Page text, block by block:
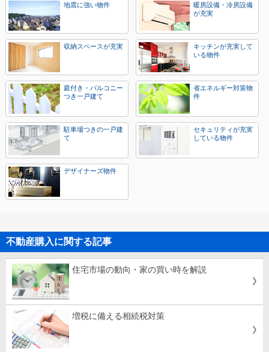
地震に強い物件
暖房設備・冷房設備
が充実
収納スペースが充実
キッチンが充実して
いる物件
庭付き・バルコニー
つき一戸建て
省エネルギー対策物
件
駐車場つきの一戸建
て
セキュリティが充実
している物件
デザイナーズ物件
不動産購入に関する記事
住宅市場の動向・家の買い時を解説
増税に備える相続税対策